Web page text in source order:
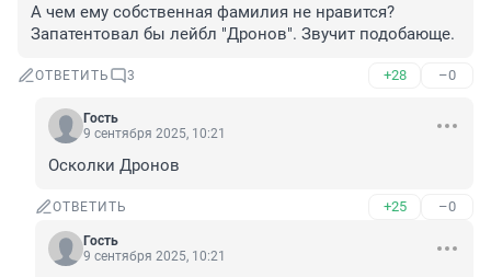
А чем ему собственная фамилия не нравится?
Запатентовал бы лейбл "Дронов". Звучит подобающе.
ОТВЕТИТЬ 3 +28 –0
Гость
9 сентября 2025, 10:21
Осколки Дронов
ОТВЕТИТЬ +25 –0
Гость
9 сентября 2025, 10:21